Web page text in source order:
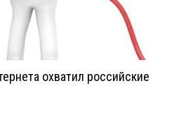
охватил российские